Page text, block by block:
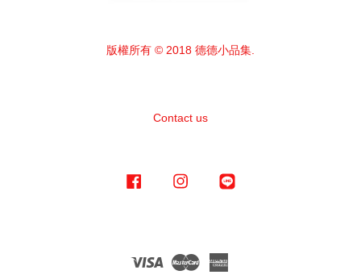
版權所有 © 2018 德德小品集.
Contact us
Facebook Instagram
Visa Master